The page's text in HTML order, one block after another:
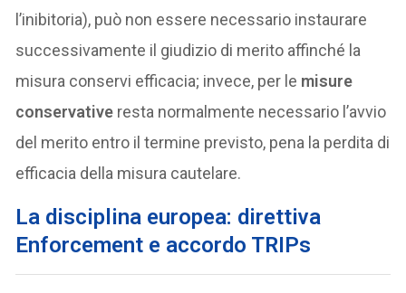
l’inibitoria), può non essere necessario instaurare
successivamente il giudizio di merito affinché la
misura conservi efficacia; invece, per le misure
conservative resta normalmente necessario l’avvio
del merito entro il termine previsto, pena la perdita di
efficacia della misura cautelare.
La disciplina europea: direttiva
Enforcement e accordo TRIPs